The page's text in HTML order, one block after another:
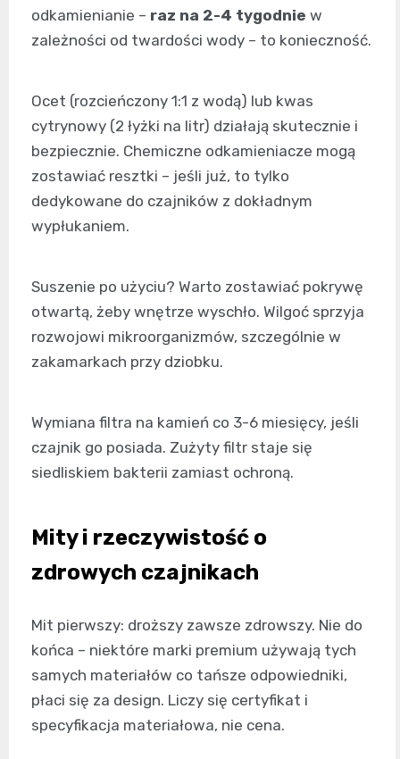
odkamienianie – raz na 2-4 tygodnie w
zależności od twardości wody – to konieczność.
Ocet (rozcieńczony 1:1 z wodą) lub kwas
cytrynowy (2 łyżki na litr) działają skutecznie i
bezpiecznie. Chemiczne odkamieniacze mogą
zostawiać resztki – jeśli już, to tylko
dedykowane do czajników z dokładnym
wypłukaniem.
Suszenie po użyciu? Warto zostawiać pokrywę
otwartą, żeby wnętrze wyschło. Wilgoć sprzyja
rozwojowi mikroorganizmów, szczególnie w
zakamarkach przy dziobku.
Wymiana filtra na kamień co 3-6 miesięcy, jeśli
czajnik go posiada. Zużyty filtr staje się
siedliskiem bakterii zamiast ochroną.
Mity i rzeczywistość o
zdrowych czajnikach
Mit pierwszy: droższy zawsze zdrowszy. Nie do
końca – niektóre marki premium używają tych
samych materiałów co tańsze odpowiedniki,
płaci się za design. Liczy się certyfikat i
specyfikacja materiałowa, nie cena.